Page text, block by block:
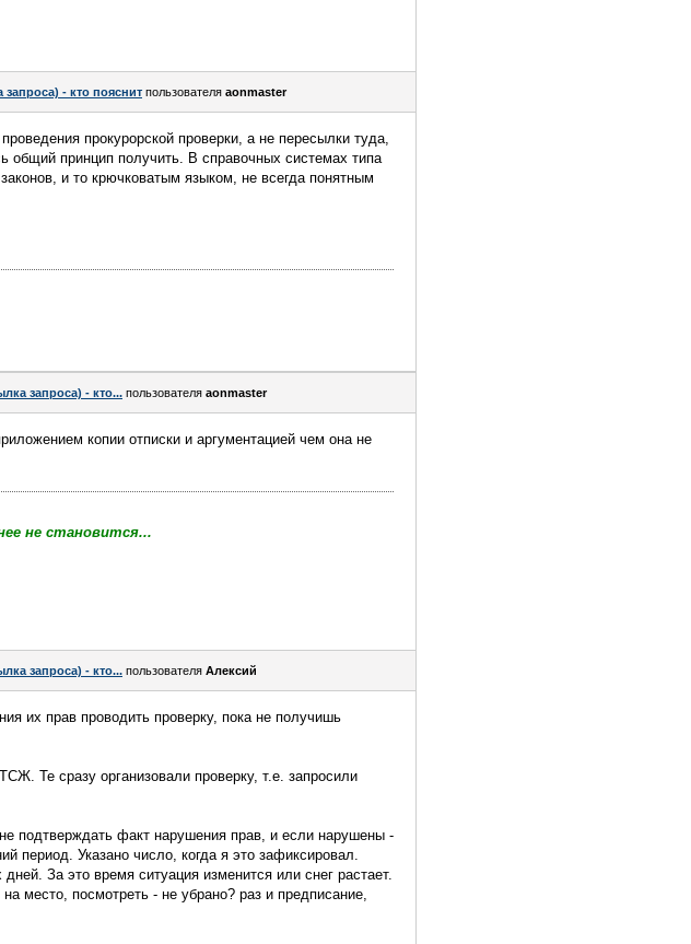
- кто пояснит пользователя aonmaster
прокурорской проверки, а не пересылки туда,
общий принцип получить. В справочных системах типа
и то крючковатым языком, не всегда понятным
запроса) - кто... пользователя aonmaster
копии отписки и аргументацией чем она не
не становится...
запроса) - кто... пользователя Алексий
их прав проводить проверку, пока не получишь
Те сразу организовали проверку, т.е. запросили
подтверждать факт нарушения прав, и если нарушены -
период. Указано число, когда я это зафиксировал.
За это время ситуация изменится или снег растает.
место, посмотреть - не убрано? раз и предписание,